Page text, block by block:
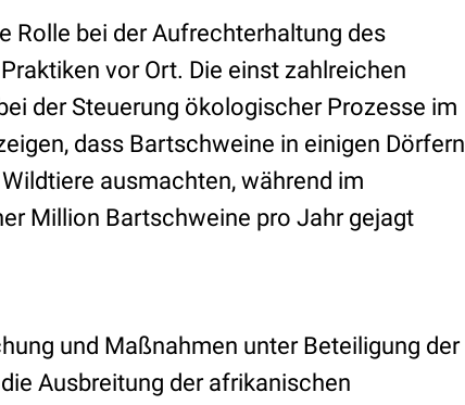
Rolle bei der Aufrechterhaltung des
vor Ort. Die einst zahlreichen
der Steuerung ökologischer Prozesse im
dass Bartschweine in einigen Dörfern
ausmachten, während im
Million Bartschweine pro Jahr gejagt
und Maßnahmen unter Beteiligung der
Ausbreitung der afrikanischen